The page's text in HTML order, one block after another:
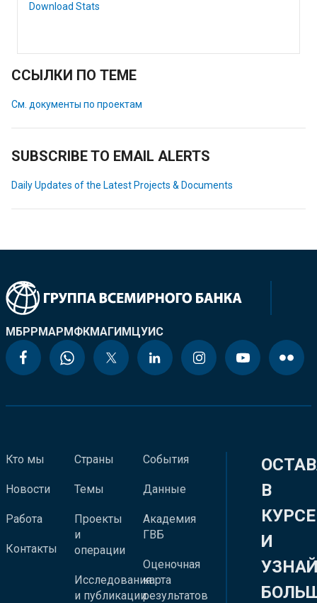
Download Stats
ССЫЛКИ ПО ТЕМЕ
См. документы по проектам
SUBSCRIBE TO EMAIL ALERTS
Daily Updates of the Latest Projects & Documents
МБРРМАРМФКМАГИМЦУИС
Кто мы
Новости
Работа
Контакты
Страны
Темы
Проекты
и
операции
Исследования
и публикации
События
Данные
Академия
ГВБ
Оценочная
карта
результатов
В
КУРСЕ
И